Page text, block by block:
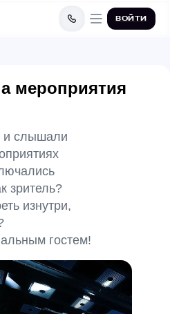
ВОЙТИВОЙТИ
мероприятия
и слышали
зритель?
изнутри,
гостем!